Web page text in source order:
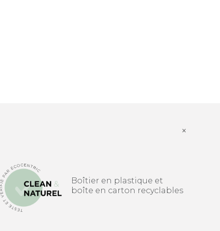
×
Boîtier en plastique et
boîte en carton recyclables